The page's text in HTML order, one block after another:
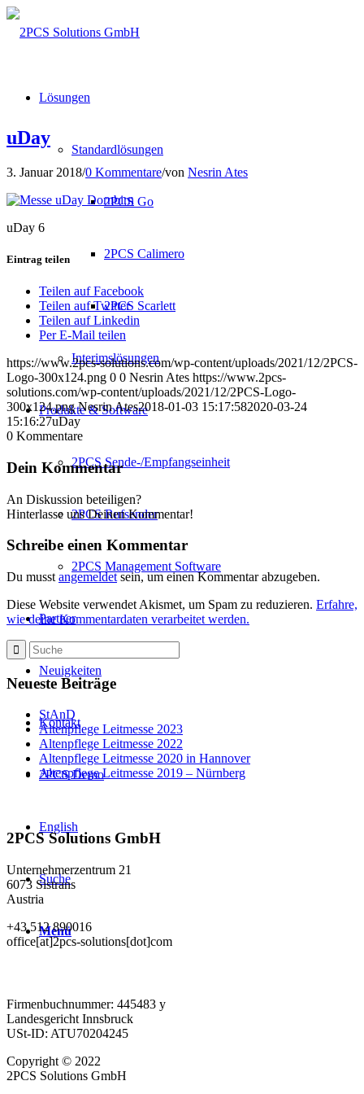
Lösungen
Standardlösungen
2PCS Go
2PCS Calimero
2PCS Scarlett
Interimslösungen
Produkte & Software
2PCS Sende-/Empfangseinheit
2PCS Rufsender
2PCS Management Software
Partner
Neuigkeiten
Kontakt
2PCS Demo
English
Suche
Menü
uDay
3. Januar 2018/0 Kommentare/von Nesrin Ates
uDay 6
Eintrag teilen
Teilen auf Facebook
Teilen auf Twitter
Teilen auf Linkedin
Per E-Mail teilen
https://www.2pcs-solutions.com/wp-content/uploads/2021/12/2PCS-
Logo-300x124.png 0 0 Nesrin Ates https://www.2pcs-
solutions.com/wp-content/uploads/2021/12/2PCS-Logo-
300x124.png Nesrin Ates2018-01-03 15:17:582020-03-24
15:16:27uDay
0 Kommentare
Dein Kommentar
An Diskussion beteiligen?
Hinterlasse uns Deinen Kommentar!
Schreibe einen Kommentar
Du musst angemeldetsein, um einen Kommentar abzugeben.
Diese Website verwendet Akismet, um Spam zu reduzieren. Erfahre,
wie deine Kommentardaten verarbeitet werden.
Neueste Beiträge
StAnD
Altenpflege Leitmesse 2023
Altenpflege Leitmesse 2022
Altenpflege Leitmesse 2020 in Hannover
Altenpflege Leitmesse 2019 – Nürnberg
2PCS Solutions GmbH
Unternehmerzentrum 21
6073 Sistrans
Austria
+43 512 890016
office[at]2pcs-solutions[dot]com
Firmenbuchnummer: 445483 y
Landesgericht Innsbruck
USt-ID: ATU70204245
Copyright © 2022
2PCS Solutions GmbH